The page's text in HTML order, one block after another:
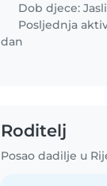
Dob djece:
Posljednja
dan
Roditelj
Posao dadilje u